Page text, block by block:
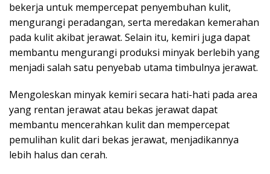
bekerja untuk mempercepat penyembuhan kulit,
mengurangi peradangan, serta meredakan kemerahan
pada kulit akibat jerawat. Selain itu, kemiri juga dapat
membantu mengurangi produksi minyak berlebih yang
menjadi salah satu penyebab utama timbulnya jerawat.
Mengoleskan minyak kemiri secara hati-hati pada area
yang rentan jerawat atau bekas jerawat dapat
membantu mencerahkan kulit dan mempercepat
pemulihan kulit dari bekas jerawat, menjadikannya
lebih halus dan cerah.